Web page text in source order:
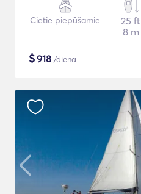
Cietie piepūšamie
25 ft
8 m
$918 /diena